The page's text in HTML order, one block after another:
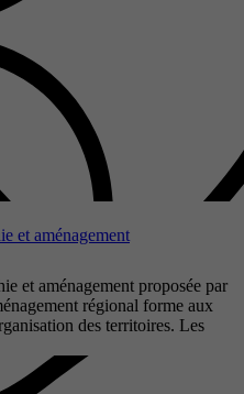
et aménagement
et aménagement proposée par
régional forme aux
des territoires. Les